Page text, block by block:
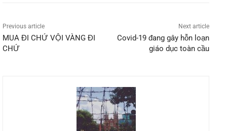
Previous article
MUA ĐI CHỨ VỘI VÀNG ĐI
CHỨ
Next article
Covid-19 đang gây hỗn loạn
giáo dục toàn cầu